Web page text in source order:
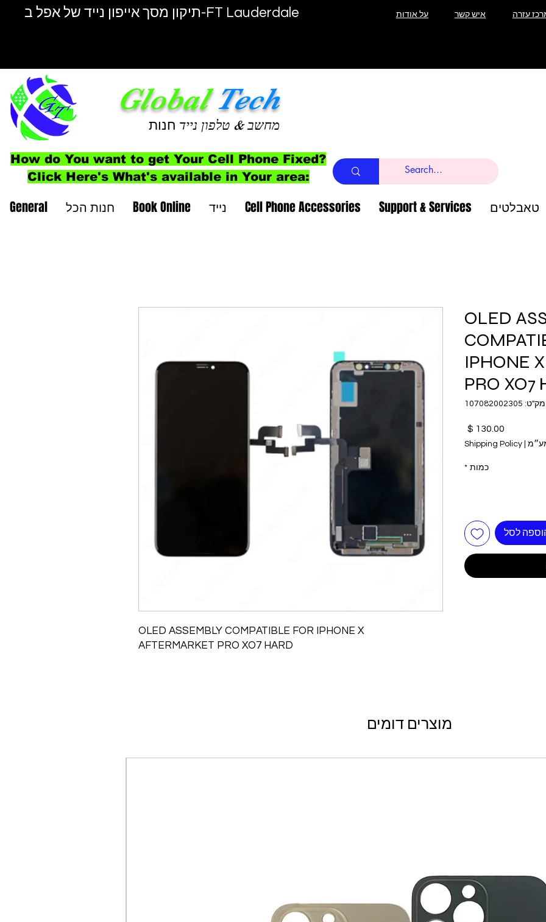
תיקון מסך אייפון נייד של אפל ב-FT Lauderdale על אודות איש קשר עזרה
Global Tech
מחשב& טלפון נייד חנות
How do You want to get Your Cell Phone Fixed?
Click Here's What's available in Your area:
General חנות הכל Book Online נייד Cell Phone Accessories Support & Services טאבלטים
OLED ASSEMBLY COMPATIBLE FOR IPHONE X
AFTERMARKET PRO XO7 HARD
OLED
IPHONE
PRO XO7
מק"ט: 107082002305
מחיר
Shipping Policy
כמות *
לסל
מוצרים דומים